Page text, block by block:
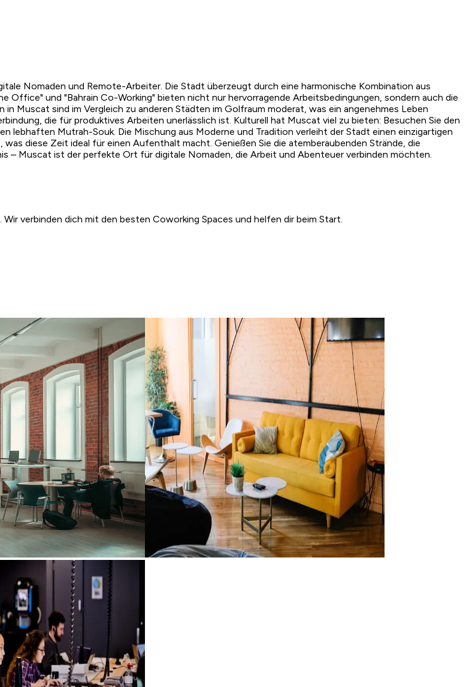
Nomaden und Remote-Arbeiter. Die Stadt überzeugt durch eine harmonische Kombination aus
Office" und "Bahrain Co-Working" bieten nicht nur hervorragende Arbeitsbedingungen, sondern auch die
Muscat sind im Vergleich zu anderen Städten im Golfraum moderat, was ein angenehmes Leben
die für produktives Arbeiten unerlässlich ist. Kulturell hat Muscat viel zu bieten: Besuchen Sie den
lebhaften Mutrah-Souk. Die Mischung aus Moderne und Tradition verleiht der Stadt einen einzigartigen
diese Zeit ideal für einen Aufenthalt macht. Genießen Sie die atemberaubenden Strände, die
– Muscat ist der perfekte Ort für digitale Nomaden, die Arbeit und Abenteuer verbinden möchten.
verbinden dich mit den besten Coworking Spaces und helfen dir beim Start.